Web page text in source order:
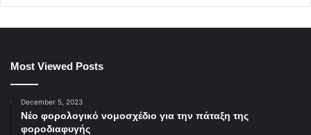
Most Viewed Posts
December 5, 2023
Νέο φορολογικό νομοσχέδιο για την πάταξη της
φοροδιαφυγής